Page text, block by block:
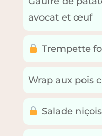
avocat et œuf
Trempette
Wrap aux pois
Salade